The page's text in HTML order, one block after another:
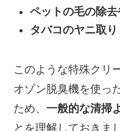
ペットの毛の除
タバコのヤニ取
このような特殊クリ
オゾン脱臭機を使っ
ため、一般的な清掃
とを理解しておきま